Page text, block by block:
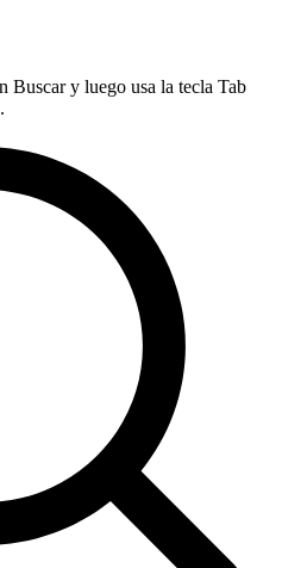
Buscar y luego usa la tecla Tab